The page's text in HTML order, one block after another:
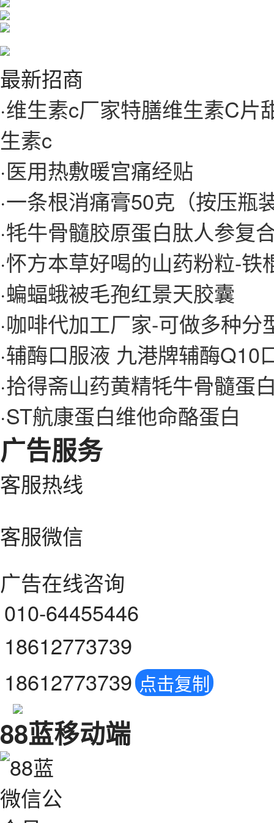
最新招商
·维生素c厂家特膳维生素C片
生素c
·医用热敷暖宫痛经贴
·一条根消痛膏50克（按压瓶
·牦牛骨髓胶原蛋白肽人参复
·怀方本草好喝的山药粉粒-铁
·蝙蝠蛾被毛孢红景天胶囊
·咖啡代加工厂家-可做多种分
·辅酶口服液 九港牌辅酶Q10
·拾得斋山药黄精牦牛骨髓蛋
·ST航康蛋白维他命酪蛋白
广告服务
客服热线
客服微信
广告在线咨询
010-64455446
18612773739
18612773739 点击复制
88蓝移动端